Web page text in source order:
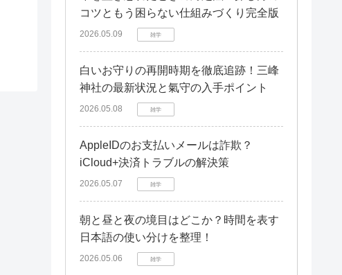
コツともう困らない仕組みづくり完全版
2026.05.09 雑学
白いお守りの再開時期を徹底追跡！三峰
神社の最新状況と氣守の入手ポイント
2026.05.08 雑学
AppleIDのお支払いメールは詐欺？
iCloud+決済トラブルの解決策
2026.05.07 雑学
朝と昼と夜の境目はどこか？時間を表す
日本語の使い分けを整理！
2026.05.06 雑学